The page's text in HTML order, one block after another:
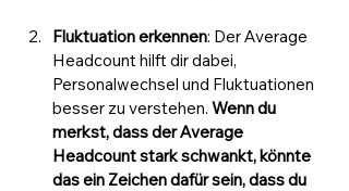
Fluktuation erkennen: Der Average
Headcount hilft dir dabei,
Personalwechsel und Fluktuationen
besser zu verstehen. Wenn du
merkst, dass der Average
Headcount stark schwankt, könnte
das ein Zeichen dafür sein, dass du